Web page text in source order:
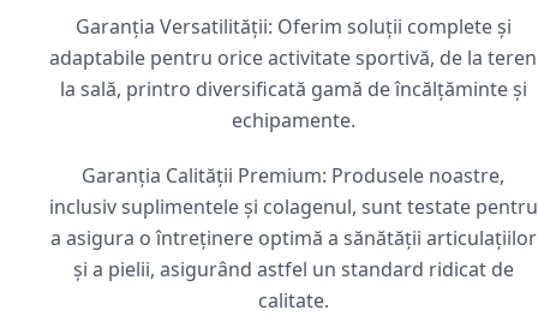
Garanția Versatilității: Oferim soluții complete și
adaptabile pentru orice activitate sportivă, de la teren
la sală, printro diversificată gamă de încălțăminte și
echipamente.
Garanția Calității Premium: Produsele noastre,
inclusiv suplimentele și colagenul, sunt testate pentru
a asigura o întreținere optimă a sănătății articulațiilor
și a pielii, asigurând astfel un standard ridicat de
calitate.